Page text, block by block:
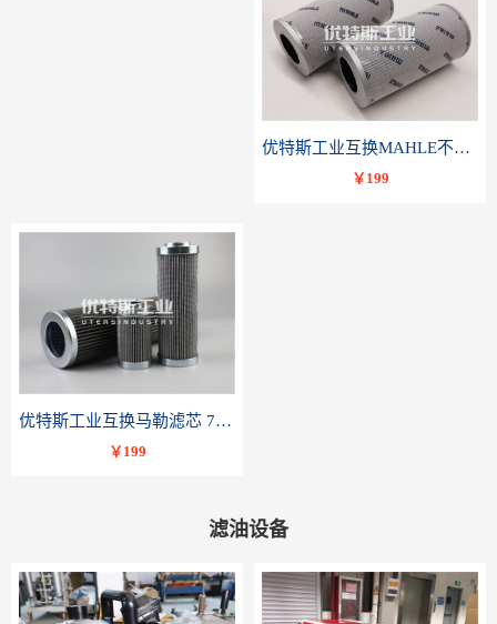
优特斯工业互换MAHLE不锈钢液压油滤芯PI23040RNPS10
￥199
优特斯工业互换马勒滤芯 77681075PI8508 DRG 100
￥199
滤油设备